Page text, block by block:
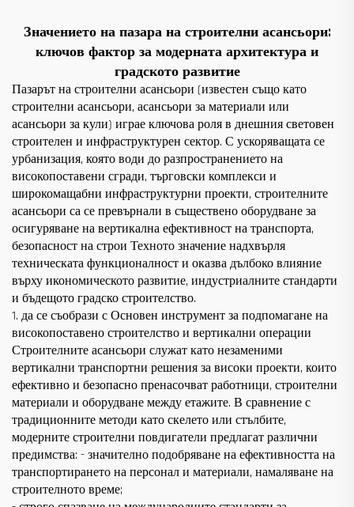
Значението на пазара на строителни асансьори:
ключов фактор за модерната архитектура и
градското развитие
Пазарът на строителни асансьори (известен също като
строителни асансьори, асансьори за материали или
асансьори за кули) играе ключова роля в днешния световен
строителен и инфраструктурен сектор. С ускоряващата се
урбанизация, която води до разпространението на
високопоставени сгради, търговски комплекси и
широкомащабни инфраструктурни проекти, строителните
асансьори са се превърнали в съществено оборудване за
осигуряване на вертикална ефективност на транспорта,
безопасност на строи Техното значение надхвърля
техническата функционалност и оказва дълбоко влияние
върху икономическото развитие, индустриалните стандарти
и бъдещото градско строителство.
1. да се съобрази с Основен инструмент за подпомагане на
високопоставено строителство и вертикални операции
Строителните асансьори служат като незаменими
вертикални транспортни решения за високи проекти, които
ефективно и безопасно пренасочват работници, строителни
материали и оборудване между етажите. В сравнение с
традиционните методи като скелето или стълбите,
модерните строителни повдигатели предлагат различни
предимства: - значително подобряване на ефективността на
транспортирането на персонал и материали, намаляване на
строителното време;